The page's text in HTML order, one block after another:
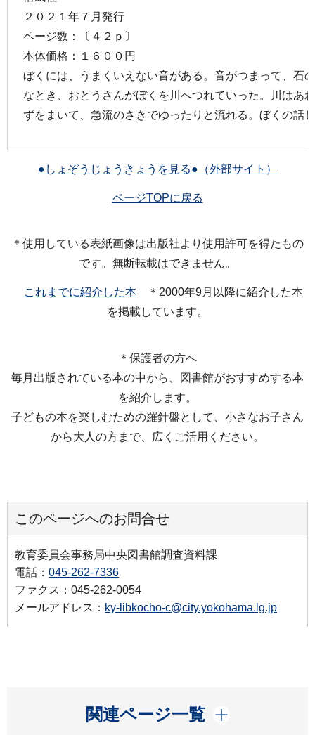
２０２１年７月発行
ページ数：〔４２ｐ〕
本体価格：１６００円
ぼくには、うまくいえない音がある。音がつまって、石
なとき、おとうさんがぼくを川へつれていった。川はあ
ずをまいて、急流のさきでゆったりと流れる。ぼくの話
●しょぞうじょうきょうを見る●（外部サイト）
ページTOPに戻る
＊使用している表紙画像は出版社より使用許可を得たもの
です。無断転載はできません。
これまでに紹介した本＊2000年9月以降に紹介した本
を掲載しています。
＊保護者の方へ
毎月出版されている本の中から、図書館がおすすめする本
を紹介します。
子どもの本を楽しむための羅針盤として、小さなお子さん
から大人の方まで、広くご活用ください。
このページへのお問合せ
教育委員会事務局中央図書館調査資料課
電話： 045-262-7336
ファクス：045-262-0054
メールアドレス： ky-libkocho-c@city.yokohama.lg.jp
関連ページ一覧
開く